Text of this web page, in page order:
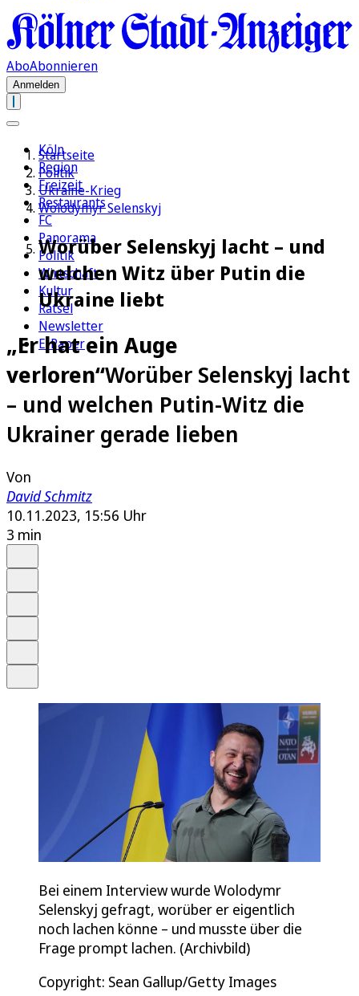
AboAbonnieren
Anmelden
Köln
Region
Freizeit
Restaurants
FC
Panorama
Politik
Wirtschaft
Kultur
Rätsel
Newsletter
E-Paper
Startseite
Politik
Ukraine-Krieg
Wolodymyr Selenskyj
Worüber Selenskyj lacht – und
welchen Witz über Putin die
Ukraine liebt
„Er hat ein Auge
verloren“Worüber Selenskyj lacht
– und welchen Putin-Witz die
Ukrainer gerade lieben
Von
David Schmitz
10.11.2023, 15:56 Uhr
3 min
Bei einem Interview wurde Wolodymr
Selenskyj gefragt, worüber er eigentlich
noch lachen könne – und musste über die
Frage prompt lachen. (Archivbild)
Copyright: Sean Gallup/Getty Images